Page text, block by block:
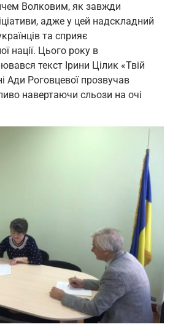
Волковим, як завжди
адже у цей надскладний
та сприяє
нації. Цього року в
текст Ірини Цілик «Твій
Ади Роговцевої прозвучав
навертаючи сльози на очі